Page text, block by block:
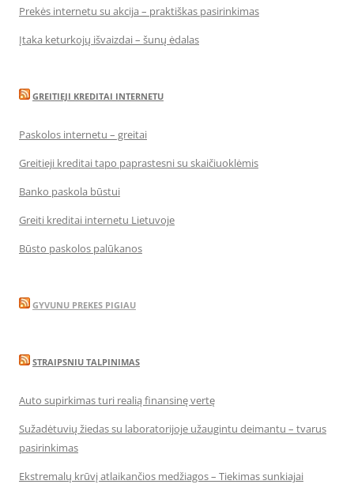
Prekės internetu su akcija – praktiškas pasirinkimas
Įtaka keturkojų išvaizdai – šunų ėdalas
GREITIEJI KREDITAI INTERNETU
Paskolos internetu – greitai
Greitieji kreditai tapo paprastesni su skaičiuoklėmis
Banko paskola būstui
Greiti kreditai internetu Lietuvoje
Būsto paskolos palūkanos
GYVUNU PREKES PIGIAU
STRAIPSNIU TALPINIMAS
Auto supirkimas turi realią finansinę vertę
Sužadėtuvių žiedas su laboratorijoje užaugintu deimantu – tvarus
pasirinkimas
Ekstremalų krūvį atlaikančios medžiagos – Tiekimas sunkiajai